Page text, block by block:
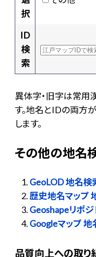
択
ID
検
索
異体字・旧字は常用
す。地名とIDの両方
します。
その他の地名
GeoLOD 地名検索
歴史地名マップ 地
Geoshapeリポジ
Googleマップ 地
品質向上への取り